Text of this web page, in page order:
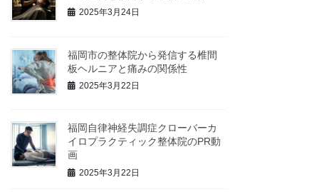
2025年3月24日
福岡市の整体院から発信する椎間
板ヘルニアと痛みの関係性
2025年3月22日
福岡自律神経失調症クローバーカ
イロプラクティック整体院のPR動
画
2025年3月22日